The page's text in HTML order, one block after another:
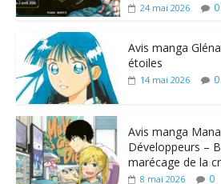
24 mai 2026 0
Avis manga
étoiles
14 mai 2026 0
Avis manga
Développeurs –
marécage de la
8 mai 2026 0